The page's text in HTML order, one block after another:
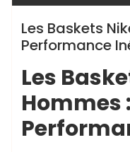
Les Baskets
Performance
Les
Hommes